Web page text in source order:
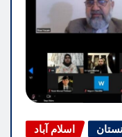
اسلام آباد